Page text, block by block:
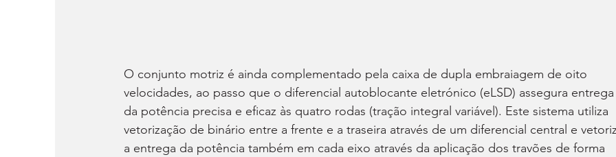
O conjunto motriz é ainda complementado pela caixa de dupla embraiagem de oito
velocidades, ao passo que o diferencial autoblocante eletrónico (eLSD) assegura
da potência precisa e eficaz às quatro rodas (tração integral variável). Este sistema utiliza
vetorização de binário entre a frente e a traseira através de um diferencial central e
a entrega da potência também em cada eixo através da aplicação dos travões de forma